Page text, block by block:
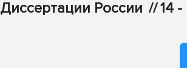
Диссертации России //14